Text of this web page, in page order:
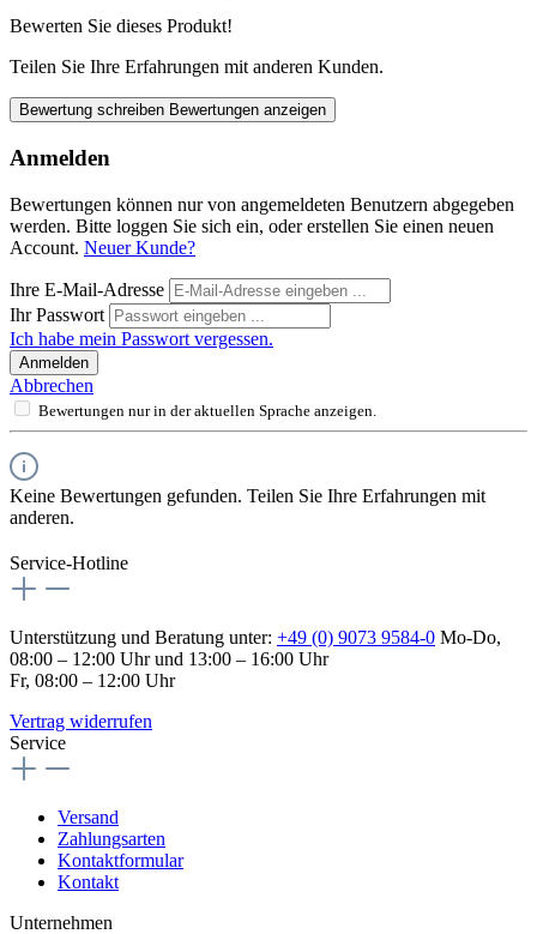
Bewerten Sie dieses Produkt!
Teilen Sie Ihre Erfahrungen mit anderen Kunden.
Bewertung schreiben Bewertungen anzeigen
Anmelden
Bewertungen können nur von angemeldeten Benutzern abgegeben
werden. Bitte loggen Sie sich ein, oder erstellen Sie einen neuen
Account. Neuer Kunde?
Ihre E-Mail-Adresse
Ihr Passwort
Ich habe mein Passwort vergessen.
Anmelden
Abbrechen
Bewertungen nur in der aktuellen Sprache anzeigen.
Keine Bewertungen gefunden. Teilen Sie Ihre Erfahrungen mit
anderen.
Service-Hotline
Unterstützung und Beratung unter: +49 (0) 9073 9584-0 Mo-Do,
08:00 – 12:00 Uhr und 13:00 – 16:00 Uhr
Fr, 08:00 – 12:00 Uhr
Vertrag widerrufen
Service
Versand
Zahlungsarten
Kontaktformular
Kontakt
Unternehmen